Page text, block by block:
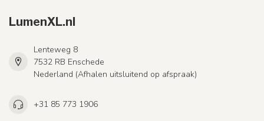
LumenXL.nl
Lenteweg 8
7532 RB Enschede
Nederland (Afhalen uitsluitend op afspraak)
+31 85 773 1906